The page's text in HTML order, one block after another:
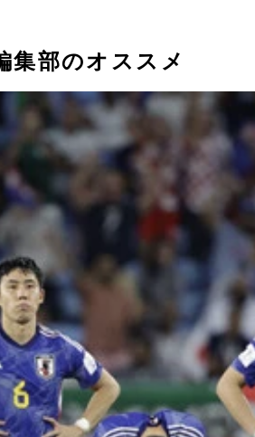
公式マスコット「ライーブ」は現地
。なぜか他国の人々もアルゼンチン
の移動に時間がかかるため、街に出
集部のオススメ